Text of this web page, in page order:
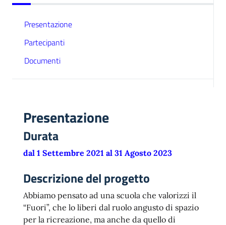
Presentazione
Partecipanti
Documenti
Presentazione
Durata
dal 1 Settembre 2021 al 31 Agosto 2023
Descrizione del progetto
Abbiamo pensato ad una scuola che valorizzi il
“Fuori”, che lo liberi dal ruolo angusto di spazio
per la ricreazione, ma anche da quello di